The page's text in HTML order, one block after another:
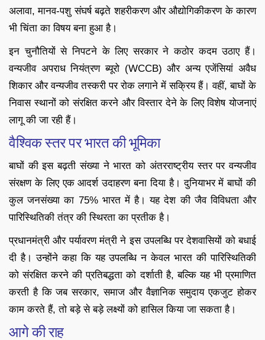
अलावा, मानव-पशु संघर्ष बढ़ते शहरीकरण और औद्योगिकीकरण के कारण
भी चिंता का विषय बना हुआ है।
इन चुनौतियों से निपटने के लिए सरकार ने कठोर कदम उठाए हैं।
वन्यजीव अपराध नियंत्रण ब्यूरो (WCCB) और अन्य एजेंसियां अवैध
शिकार और वन्यजीव तस्करी पर रोक लगाने में सक्रिय हैं। वहीं, बाघों के
निवास स्थानों को संरक्षित करने और विस्तार देने के लिए विशेष योजनाएं
लागू की जा रही हैं।
वैश्विक स्तर पर भारत की भूमिका
बाघों की इस बढ़ती संख्या ने भारत को अंतरराष्ट्रीय स्तर पर वन्यजीव
संरक्षण के लिए एक आदर्श उदाहरण बना दिया है। दुनियाभर में बाघों की
कुल जनसंख्या का 75% भारत में है। यह देश की जैव विविधता और
पारिस्थितिकी तंत्र की स्थिरता का प्रतीक है।
प्रधानमंत्री और पर्यावरण मंत्री ने इस उपलब्धि पर देशवासियों को बधाई
दी है। उन्होंने कहा कि यह उपलब्धि न केवल भारत की पारिस्थितिकी
को संरक्षित करने की प्रतिबद्धता को दर्शाती है, बल्कि यह भी प्रमाणित
करती है कि जब सरकार, समाज और वैज्ञानिक समुदाय एकजुट होकर
काम करते हैं, तो बड़े से बड़े लक्ष्यों को हासिल किया जा सकता है।
आगे की राह